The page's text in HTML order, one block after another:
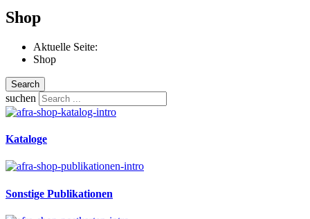
Shop
Aktuelle Seite:
Shop
Search
suchen
Kataloge
Sonstige Publikationen